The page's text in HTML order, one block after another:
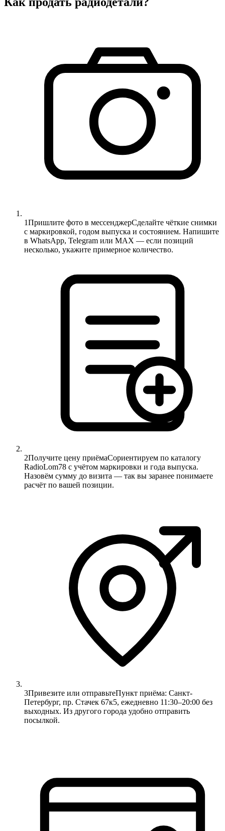
1Пришлите фото в мессенджерСделайте чёткие снимки
с маркировкой, годом выпуска и состоянием. Напишите
в WhatsApp, Telegram или MAX — если позиций
несколько, укажите примерное количество.
2Получите цену приёмаСориентируем по каталогу
RadioLom78 с учётом маркировки и года выпуска.
Назовём сумму до визита — так вы заранее понимаете
расчёт по вашей позиции.
3Привезите или отправьтеПункт приёма: Санкт-
Петербург, пр. Стачек 67к5, ежедневно 11:30–20:00 без
выходных. Из другого города удобно отправить
посылкой.